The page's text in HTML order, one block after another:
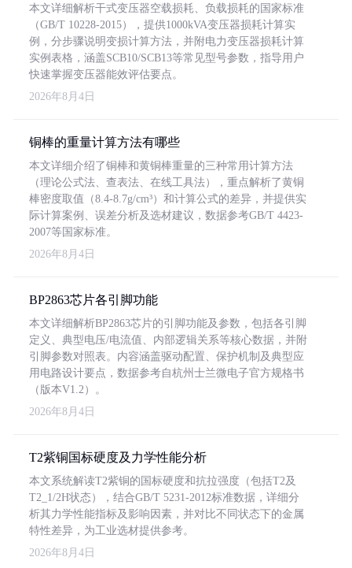
本文详细解析干式变压器空载损耗、负载损耗的国家标准
（GB/T 10228-2015），提供1000kVA变压器损耗计算实
例，分步骤说明变损计算方法，并附电力变压器损耗计算
实例表格，涵盖SCB10/SCB13等常见型号参数，指导用户
快速掌握变压器能效评估要点。
2026年8月4日
铜棒的重量计算方法有哪些
本文详细介绍了铜棒和黄铜棒重量的三种常用计算方法
（理论公式法、查表法、在线工具法），重点解析了黄铜
棒密度取值（8.4-8.7g/cm³）和计算公式的差异，并提供实
际计算案例、误差分析及选材建议，数据参考GB/T 4423-
2007等国家标准。
2026年8月4日
BP2863芯片各引脚功能
本文详细解析BP2863芯片的引脚功能及参数，包括各引脚
定义、典型电压/电流值、内部逻辑关系等核心数据，并附
引脚参数对照表。内容涵盖驱动配置、保护机制及典型应
用电路设计要点，数据参考自杭州士兰微电子官方规格书
（版本V1.2）。
2026年8月4日
T2紫铜国标硬度及力学性能分析
本文系统解读T2紫铜的国标硬度和抗拉强度（包括T2及
T2_1/2H状态），结合GB/T 5231-2012标准数据，详细分
析其力学性能指标及影响因素，并对比不同状态下的金属
特性差异，为工业选材提供参考。
2026年8月4日